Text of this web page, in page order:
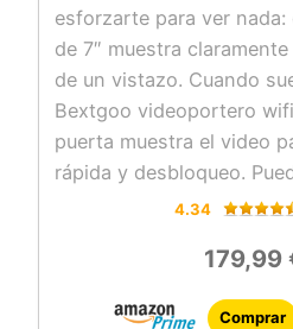
esforzarte para ver
de 7″ muestra
de un vistazo. Cuando
Bextgoo videoportero
puerta muestra el video
rápida y desbloqueo.
a través de la app y
en casa como cuando
como lo necesites.
4.34
179,99
Comprar